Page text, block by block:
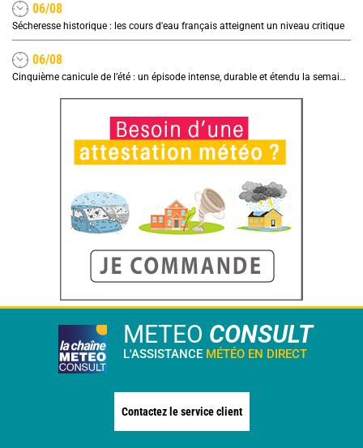
06/08
Sécheresse historique : les cours d'eau français atteignent un niveau critique
06/08
Cinquième canicule de l’été : un épisode intense, durable et étendu la semaine prochaine
METEO CONSULT
L'ASSISTANCE MÉTÉO EN DIRECT
Contactez le service client